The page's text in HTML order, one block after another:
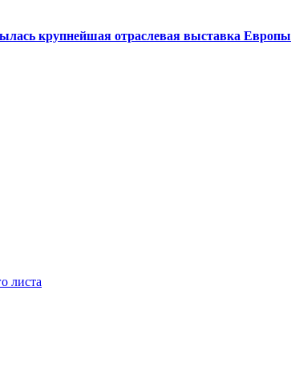
крупнейшая отраслевая выставка Европы
листа